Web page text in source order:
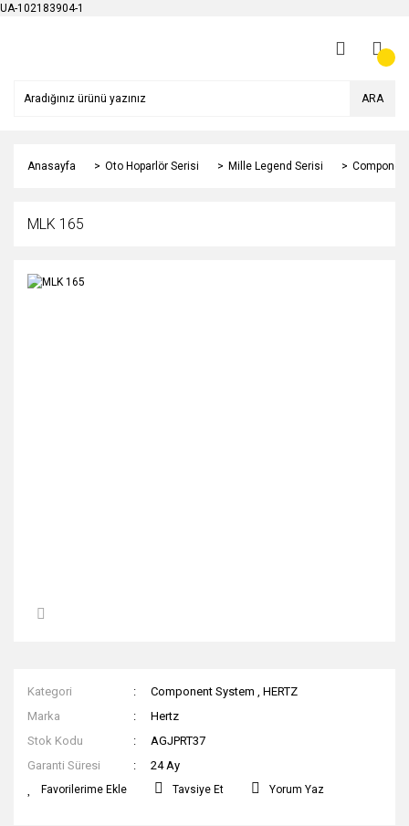
UA-102183904-1
ARA
Anasayfa Oto Hoparlör Serisi Mille Legend Serisi
MLK 165
Kategori Component System ,HERTZ
Marka
Hertz
Stok Kodu
AGJPRT37
Garanti Süresi
24 Ay
Tavsiye Et Yorum Yaz